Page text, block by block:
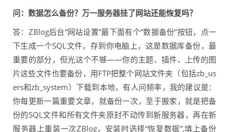
问：数据怎么备份？万一服务器挂了网站还能恢复吗？
答：ZBlog后台“网站设置”最下面有个“数据备份”按钮，点一
下生成一个SQL文件，存到你电脑上，这是数据库备份，最
重要的部分，但光这个不够——你的主题、插件、上传的图
片这些文件也要备份，用FTP把整个网站文件夹（包括zb_us
ers和zb_system）下载到本地，有人问频率，我的建议是：
你每更新一篇重要文章，就备份一次，至于搬家，就是把备
份的SQL文件和所有文件夹原封不动传到新服务器，再在新
服务器上重装一次ZBlog，安装时选择“恢复数据”,填上备份